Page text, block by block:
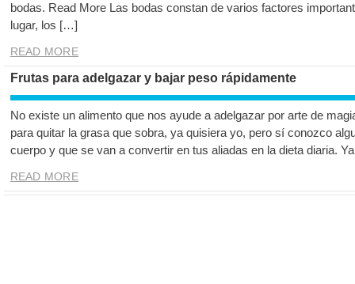
bodas. Read More Las bodas constan de varios factores
lugar, los […]
READ MORE
Frutas para adelgazar y bajar peso rápidamente
No existe un alimento que nos ayude a adelgazar por arte de
para quitar la grasa que sobra, ya quisiera yo, pero sí conozco
cuerpo y que se van a convertir en tus aliadas en la dieta diaria.
READ MORE